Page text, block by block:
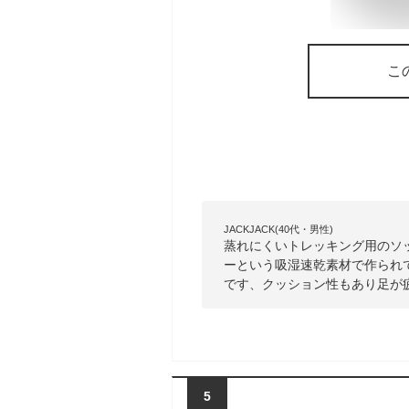
こ
JACKJACK(40代・男性)
蒸れにくいトレッキング用の
ーという吸湿速乾素材で作ら
です、クッション性もあり足
5